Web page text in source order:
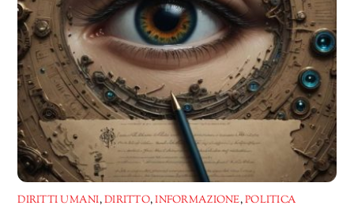
DIRITTI UMANI,DIRITTO,INFORMAZIONE,POLITICA